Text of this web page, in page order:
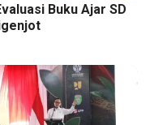
Buku Ajar SD